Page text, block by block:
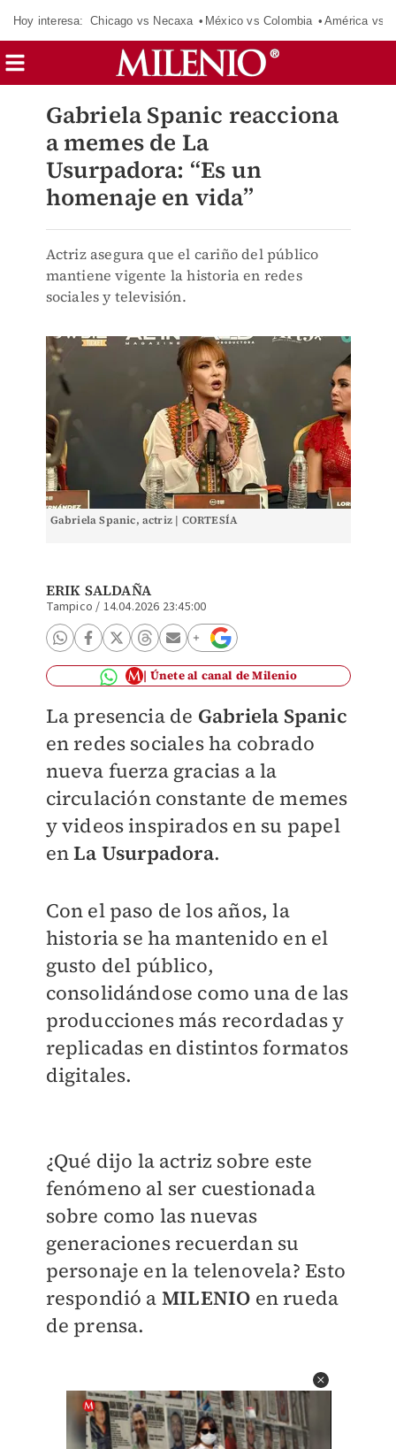
Hoy interesa: Chicago vs Necaxa México vs Colombia América vs
Gabriela Spanic reacciona
a memes de La
Usurpadora: “Es un
homenaje en vida”
Actriz asegura que el cariño del público
mantiene vigente la historia en redes
sociales y televisión.
Gabriela Spanic, actriz | CORTESÍA
ERIK SALDAÑA
Tampico / 14.04.2026 23:45:00
Únete al canal de Milenio
La presencia de Gabriela Spanic
en redes sociales ha cobrado
nueva fuerza gracias a la
circulación constante de memes
y videos inspirados en su papel
enLa Usurpadora.
Con el paso de los años, la
historia se ha mantenido en el
gusto del público,
consolidándose como una de las
producciones más recordadas y
replicadas en distintos formatos
digitales.
¿Qué dijo la actriz sobre este
fenómeno al ser cuestionada
sobre como las nuevas
generaciones recuerdan su
personaje en la telenovela? Esto
respondió a MILENIO en rueda
de prensa.